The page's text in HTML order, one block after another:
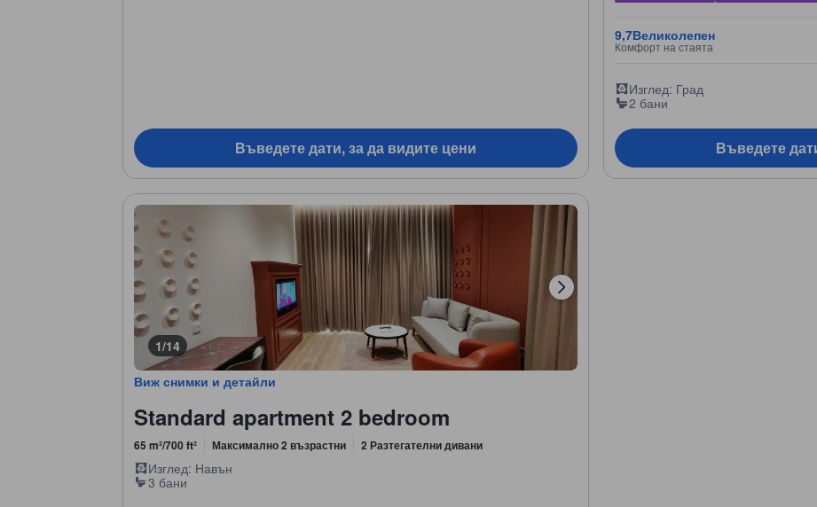
Въведете дати, за да видите цени
9,7Великолепен
Комфорт на стаята
Изглед: Град
2 бани
Въведете
1/14
Виж снимки и детайли
Standard apartment 2 bedroom
65 m²/700 ft² Максимално 2 възрастни 2 Разтегателни дивани
Изглед: Навън
3 бани